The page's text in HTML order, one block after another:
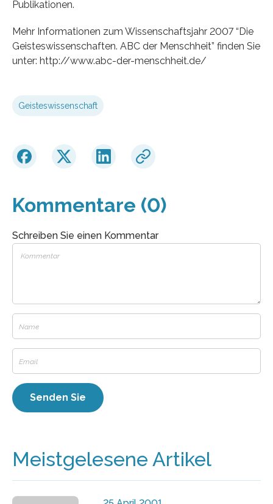
Publikationen.
Mehr Informationen zum Wissenschaftsjahr 2007 “Die
Geisteswissenschaften. ABC der Menschheit” finden Sie
unter: http://www.abc-der-menschheit.de/
Geisteswissenschaft
Kommentare (0)
Schreiben Sie einen Kommentar
Meistgelesene Artikel